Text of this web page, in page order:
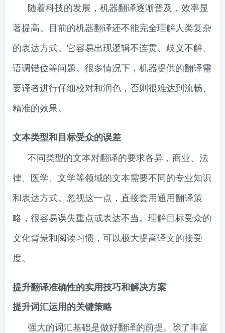
随着科技的发展，机器翻译逐渐普及，效率显
著提高。目前的机器翻译还不能完全理解人类复杂
的表达方式。它容易出现逻辑不连贯、歧义不解、
语调错位等问题。很多情况下，机器提供的翻译需
要译者进行仔细校对和润色，否则很难达到流畅、
精准的效果。
文本类型和目标受众的误差
不同类型的文本对翻译的要求各异，商业、法
律、医学、文学等领域的文本需要不同的专业知识
和表达方式。忽视这一点，直接套用通用翻译策
略，很容易误失重点或表达不当。理解目标受众的
文化背景和阅读习惯，可以极大提高译文的接受
度。
提升翻译准确性的实用技巧和解决方案
提升词汇运用的关键策略
强大的词汇基础是做好翻译的前提。除了丰富